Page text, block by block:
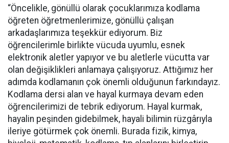
“Öncelikle, gönüllü olarak çocuklarımıza kodlama
öğreten öğretmenlerimize, gönüllü çalışan
arkadaşlarımıza teşekkür ediyorum. Biz
öğrencilerimle birlikte vücuda uyumlu, esnek
elektronik aletler yapıyor ve bu aletlerle vücutta var
olan değişiklikleri anlamaya çalışıyoruz. Attığımız her
adımda kodlamanın çok önemli olduğunun farkındayız.
Kodlama dersi alan ve hayal kurmaya devam eden
öğrencilerimizi de tebrik ediyorum. Hayal kurmak,
hayalin peşinden gidebilmek, hayali bilimin rüzgârıyla
ileriye götürmek çok önemli. Burada fizik, kimya,